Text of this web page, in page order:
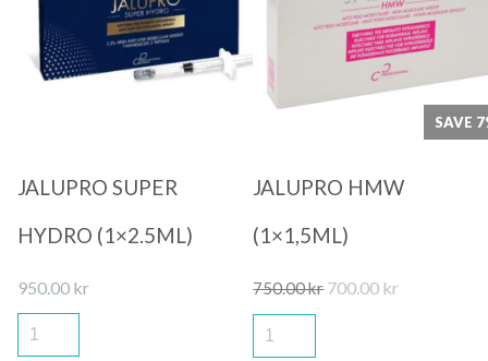
Quick View
JALUPRO SUPER
HYDRO (1×2.5ML)
950.00 kr
Quick View
SAVE
JALUPRO HMW
(1×1,5ML)
750.00kr Det
700.00 krDet